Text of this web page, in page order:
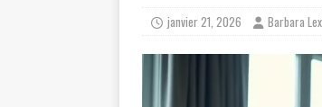
janvier 21, 2026 Barbara